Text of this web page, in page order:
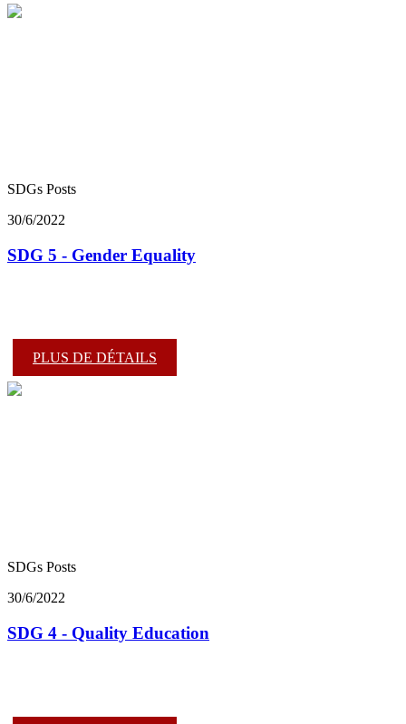
SDGs Posts
30/6/2022
SDG 5 - Gender Equality
PLUS DE DÉTAILS
SDGs Posts
30/6/2022
SDG 4 - Quality Education